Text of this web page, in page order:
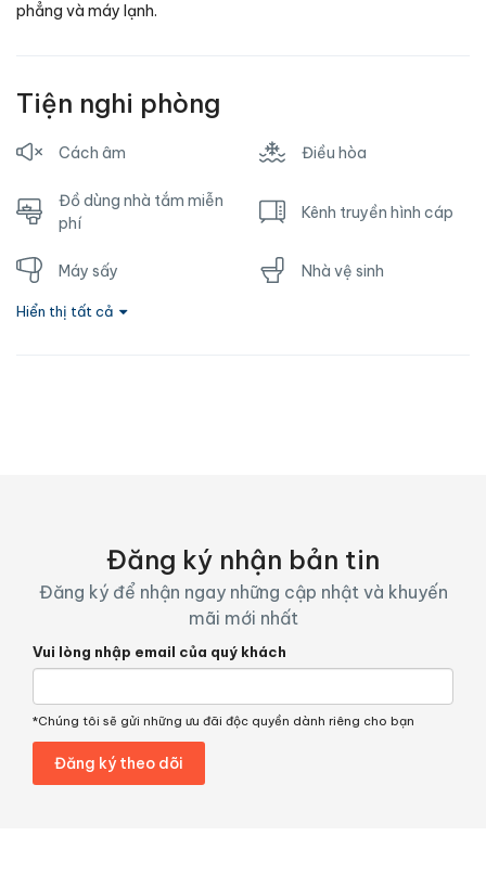
phẳng và máy lạnh.
Tiện nghi phòng
Cách âm Điều hòa
Đồ dùng nhà tắm miễn
phí
Kênh truyền hình cáp
Máy sấy Nhà vệ sinh
Nước nóng
Hiển thị tất cả
Đăng ký nhận bản tin
Đăng ký để nhận ngay những cập nhật và khuyến
mãi mới nhất
Vui lòng nhập email của quý khách
*Chúng tôi sẽ gửi những ưu đãi độc quyền dành riêng cho bạn